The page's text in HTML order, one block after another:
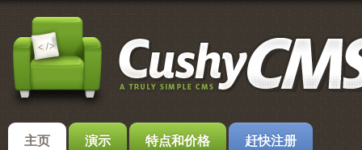
主页 演示 特点和价格 赶快注册